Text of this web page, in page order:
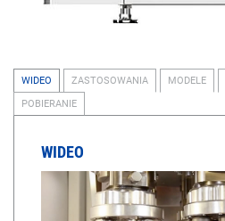
WIDEO ZASTOSOWANIA MODELE
POBIERANIE
WIDEO